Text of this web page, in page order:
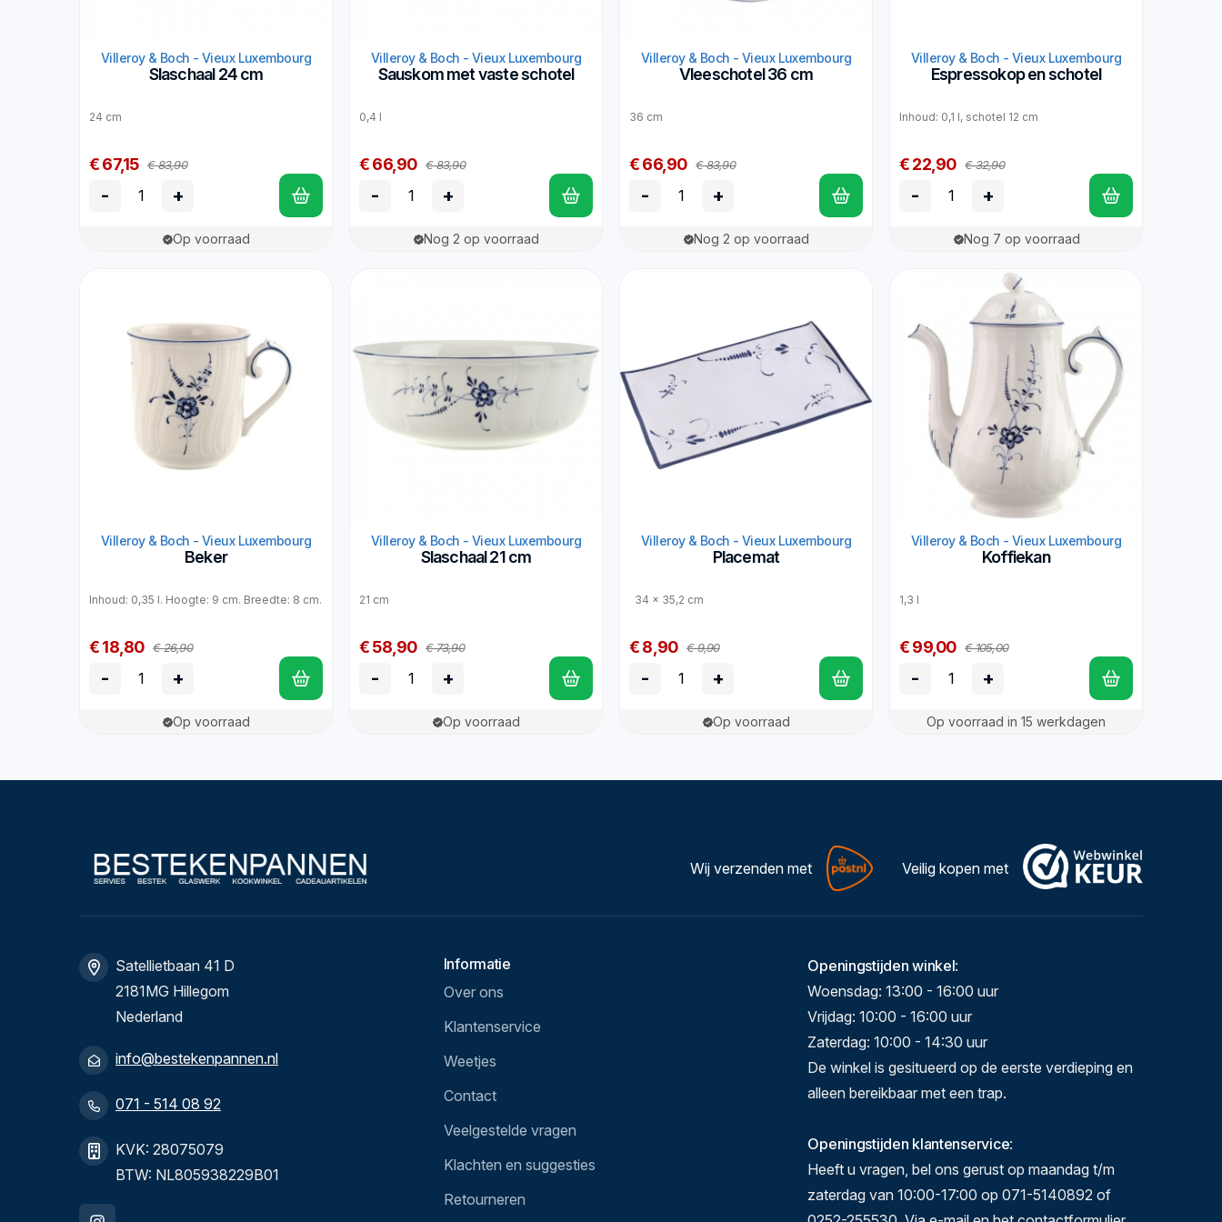
Villeroy & Boch - Vieux Luxembourg
Slaschaal 24 cm
24 cm
€ 67,15 € 83,90
- +
Op voorraad
Villeroy & Boch - Vieux Luxembourg
Sauskom met vaste schotel
0,4 l
€ 66,90 € 83,90
- +
Nog 2 op voorraad
Villeroy & Boch - Vieux Luxembourg
Vleeschotel 36 cm
36 cm
€ 66,90 € 83,90
- +
Nog 2 op voorraad
Villeroy & Boch - Vieux Luxembourg
Espressokop en schotel
Inhoud: 0,1 l, schotel 12 cm
€ 22,90 € 32,90
- +
Nog 7 op voorraad
Villeroy & Boch - Vieux Luxembourg
Beker
Inhoud: 0,35 l. Hoogte: 9 cm. Breedte: 8 cm.
€ 18,80 € 26,90
- +
Op voorraad
Villeroy & Boch - Vieux Luxembourg
Slaschaal 21 cm
21 cm
€ 58,90 € 73,90
- +
Op voorraad
Villeroy & Boch - Vieux Luxembourg
Placemat
34 x 35,2 cm
€ 8,90 € 9,90
- +
Op voorraad
Villeroy & Boch - Vieux Luxembourg
Koffiekan
1,3 l
€ 99,00 € 105,00
- +
Op voorraad in 15 werkdagen
Wij verzenden met Veilig kopen met
Satellietbaan 41 D
2181MG Hillegom
Nederland
info@bestekenpannen.nl
071 - 514 08 92
KVK: 28075079
BTW: NL805938229B01
Informatie
Over ons
Klantenservice
Weetjes
Contact
Veelgestelde vragen
Klachten en suggesties
Retourneren
Openingstijden winkel:
Woensdag: 13:00 - 16:00 uur
Vrijdag: 10:00 - 16:00 uur
Zaterdag: 10:00 - 14:30 uur
De winkel is gesitueerd op de eerste verdieping en
alleen bereikbaar met een trap.
Openingstijden klantenservice:
Heeft u vragen, bel ons gerust op maandag t/m
zaterdag van 10:00-17:00 op 071-5140892 of